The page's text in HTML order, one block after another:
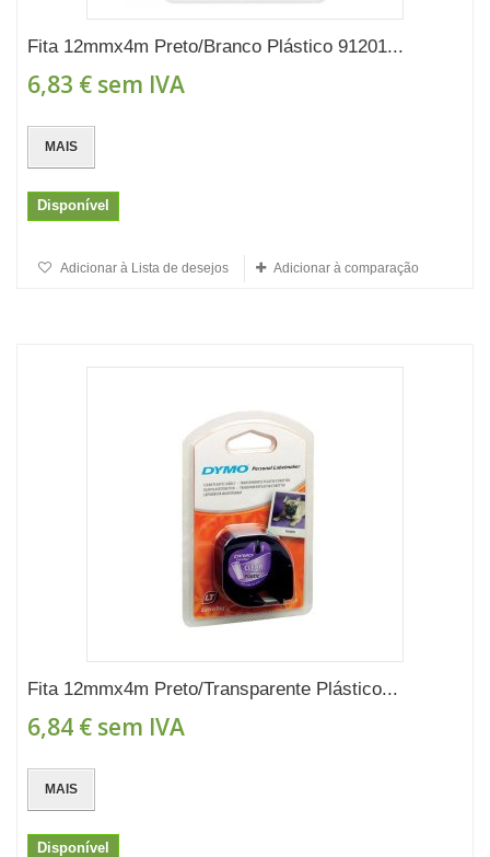
Fita 12mmx4m Preto/Branco Plástico 91201...
6,83 € sem IVA
MAIS
Disponível
Adicionar à Lista de desejos Adicionar à comparação
Fita 12mmx4m Preto/Transparente Plástico...
6,84 € sem IVA
MAIS
Disponível